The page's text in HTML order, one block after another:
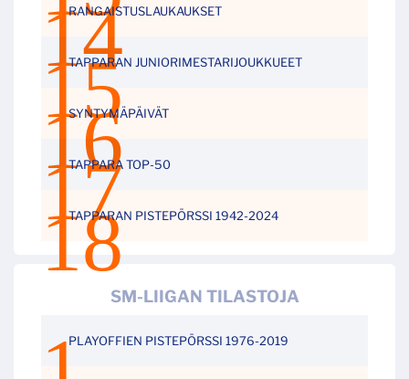
RANGAISTUSLAUKAUKSET
TAPPARAN JUNIORIMESTARIJOUKKUEET
SYNTYMÄPÄIVÄT
TAPPARA TOP-50
TAPPARAN PISTEPÖRSSI 1942-2024
SM-LIIGAN TILASTOJA
PLAYOFFIEN PISTEPÖRSSI 1976-2019